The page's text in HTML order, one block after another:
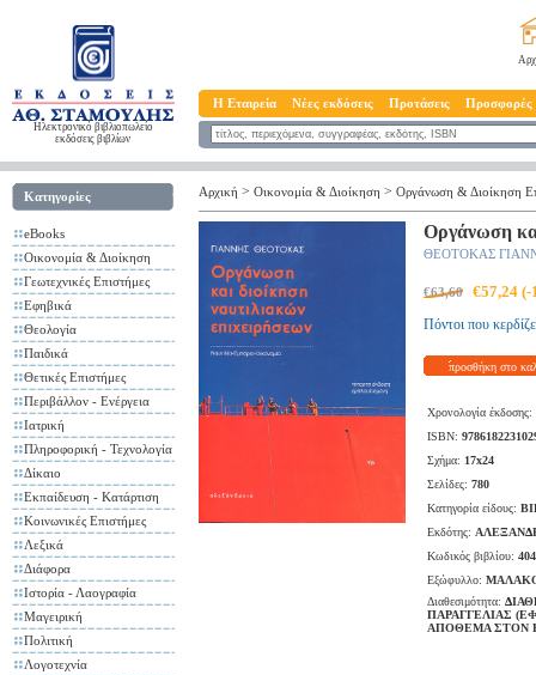
Ηλεκτρονικό βιβλιοπωλείο
εκδόσεις βιβλίων
Η Εταιρεία Νέες εκδόσεις Προτάσεις Προσφορές
Κατηγορίες
eBooks
Οικονομία & Διοίκηση
Γεωτεχνικές Επιστήμες
Εφηβικά
Θεολογία
Παιδικά
Θετικές Επιστήμες
Περιβάλλον - Ενέργεια
Ιατρική
Πληροφορική - Τεχνολογία
Δίκαιο
Εκπαίδευση - Κατάρτιση
Κοινωνικές Επιστήμες
Λεξικά
Διάφορα
Ιστορία - Λαογραφία
Μαγειρική
Πολιτική
Λογοτεχνία
Αρχική > Οικονομία & Διοίκηση > Οργάνωση & Διοίκηση
Οργάνωση
ΘΕΟΤΟΚΑΣ
€63,60 €57,24
Πόντοι που
προσθήκη στο
Χρονολογία έκδοσης:
ISBN:
Σχήμα: 17x24
Σελίδες: 780
Κατηγορία είδους:
Εκδότης:
Κωδικός βιβλίου:
Εξώφυλλο:
Διαθεσιμότητα:
ΠΑΡΑΓΓΕΛΙΑΣ
ΑΠΟΘΕΜΑ ΣΤΟΝ